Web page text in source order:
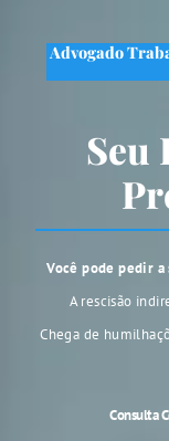
Advogado
Seu
Você pode pedir
A rescisão
Chega de
Consulta